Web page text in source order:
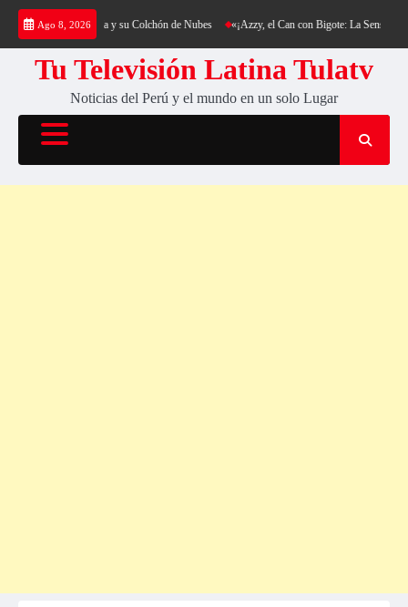
Saltar
contenido
Ago 8, 2026
al Cerro Cantería y su Colchón de Nubes «¡Azzy, el Can con Bigote: La Sensación
Tu Televisión Latina Tulatv
Noticias del Perú y el mundo en un solo Lugar